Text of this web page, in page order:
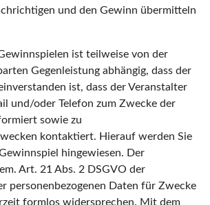
und den Gewinn übermitteln
ist teilweise von der
Gegenleistung abhängig, dass der
ist, dass der Veranstalter
und/oder Telefon zum Zwecke der
sowie zu
kontaktiert. Hierauf werden Sie
hingewiesen. Der
Art. 21 Abs. 2 DSGVO der
personenbezogenen Daten für Zwecke
formlos widersprechen. Mit dem